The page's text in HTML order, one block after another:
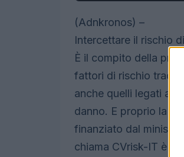
(Adnkronos) –
Intercettare il rischio
È il compito della
fattori di rischio
anche quelli legati
danno. E proprio la
finanziato dal
chiama CVrisk-IT è